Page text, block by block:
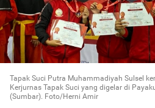
Tapak Suci Putra Muhammadiyah Sulsel
Kerjurnas Tapak Suci yang digelar di
(Sumbar). Foto/Herni Amir